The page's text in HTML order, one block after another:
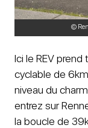
©
Ici le REV
cyclable de
niveau du
entrez sur
la boucle de